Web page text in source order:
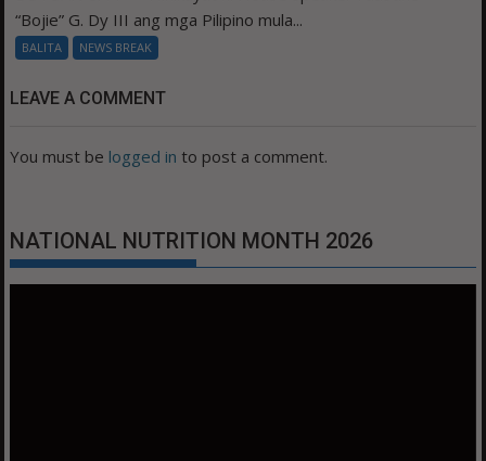
“Bojie” G. Dy III ang mga Pilipino mula...
BALITA NEWS BREAK
LEAVE A COMMENT
You must be logged in to post a comment.
NATIONAL NUTRITION MONTH 2026